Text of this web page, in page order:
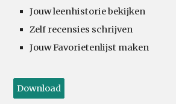
Jouw leenhistorie bekijken
Zelf recensies schrijven
Jouw Favorietenlijst maken
Download